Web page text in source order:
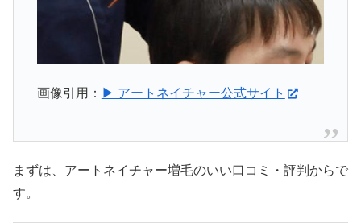
画像引用： ▶ アートネイチャー公式サイト
まずは、アートネイチャー増毛のいい口コミ・評判からで
す。